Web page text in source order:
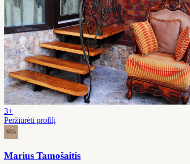
3+
Peržiūrėti profilį
Marius Tamošaitis